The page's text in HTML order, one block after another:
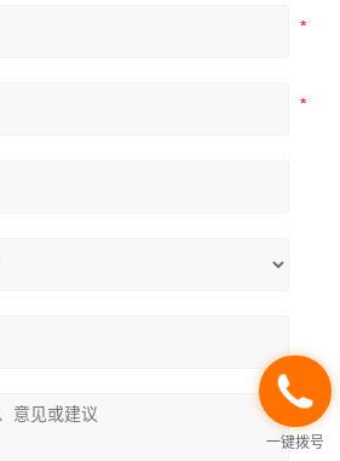
一键拨号